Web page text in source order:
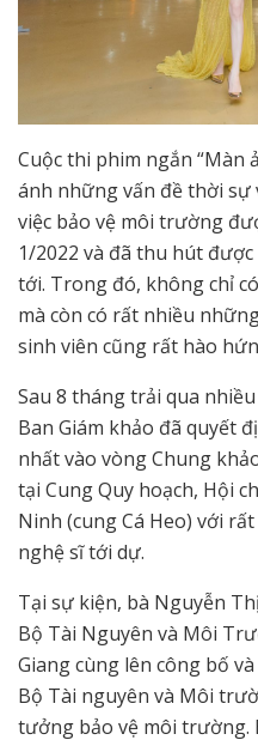
Cuộc thi phim ngắn “Màn
ánh những vấn đề thời
việc bảo vệ môi trường
1/2022 và đã thu hút
tới. Trong đó, không chỉ
mà còn có rất nhiều
sinh viên cũng rất hào
Sau 8 tháng trải qua
Ban Giám khảo đã quyết
nhất vào vòng Chung
tại Cung Quy hoạch, Hội
Ninh (cung Cá Heo) với
nghệ sĩ tới dự.
Tại sự kiện, bà Nguyễn
Bộ Tài Nguyên và Môi
Giang cùng lên công bố
Bộ Tài nguyên và Môi
tưởng bảo vệ môi trường.